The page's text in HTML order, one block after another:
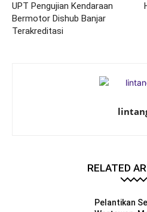
UPT Pengujian Kendaraan
Bermotor Dishub Banjar
Terakreditasi
RELATED
Pelantikan